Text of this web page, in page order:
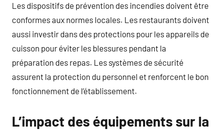
Les dispositifs de prévention des incendies doivent être
conformes aux normes locales. Les restaurants doivent
aussi investir dans des protections pour les appareils de
cuisson pour éviter les blessures pendant la
préparation des repas. Les systèmes de sécurité
assurent la protection du personnel et renforcent le bon
fonctionnement de l’établissement.
L’impact des équipements sur la